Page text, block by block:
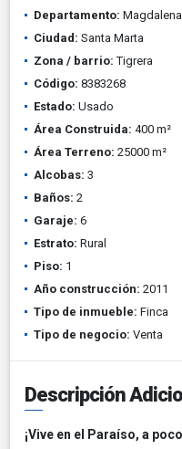
Departamento: Magdalena
Ciudad: Santa Marta
Zona / barrio: Tigrera
Código: 8383268
Estado: Usado
Área Construida: 400 m²
Área Terreno: 25000 m²
Alcobas: 3
Baños: 2
Garaje: 6
Estrato: Rural
Piso: 1
Año construcción: 2011
Tipo de inmueble: Finca
Tipo de negocio: Venta
Descripción
¡Vive en el Paraíso, a